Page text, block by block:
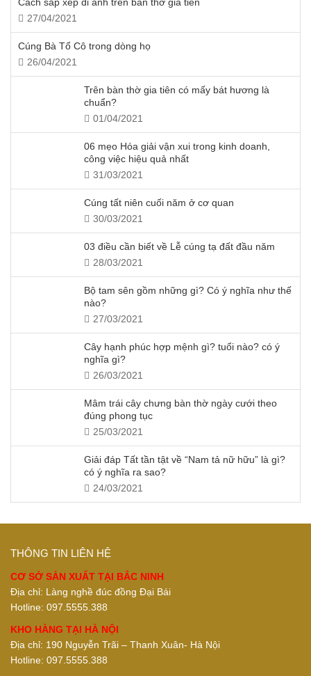
27/04/2021
Cúng Bà Tổ Cô trong dòng họ
26/04/2021
Trên bàn thờ gia tiên có mấy bát hương là
chuẩn?
01/04/2021
06 mẹo Hóa giải vận xui trong kinh doanh,
công việc hiệu quả nhất
31/03/2021
Cúng tất niên cuối năm ở cơ quan
30/03/2021
03 điều cần biết về Lễ cúng tạ đất đầu năm
28/03/2021
Bộ tam sên gồm những gì? Có ý nghĩa như thế
nào?
27/03/2021
Cây hạnh phúc hợp mệnh gì? tuổi nào? có ý
nghĩa gì?
26/03/2021
Mâm trái cây chưng bàn thờ ngày cưới theo
đúng phong tục
25/03/2021
Giải đáp Tất tần tật về “Nam tả nữ hữu” là gì?
có ý nghĩa ra sao?
24/03/2021
THÔNG TIN LIÊN HỆ
CƠ SỞ SẢN XUẤT TẠI BẮC NINH
Địa chỉ: Làng nghề đúc đồng Đại Bái
Hotline: 097.5555.388
KHO HÀNG TẠI HÀ NỘI
Địa chỉ: 190 Nguyễn Trãi – Thanh Xuân- Hà Nội
Hotline: 097.5555.388